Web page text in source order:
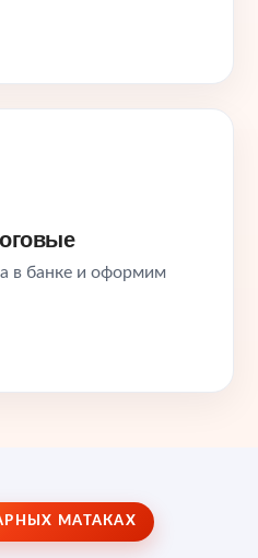
в банке и оформим
МАТАКАХ